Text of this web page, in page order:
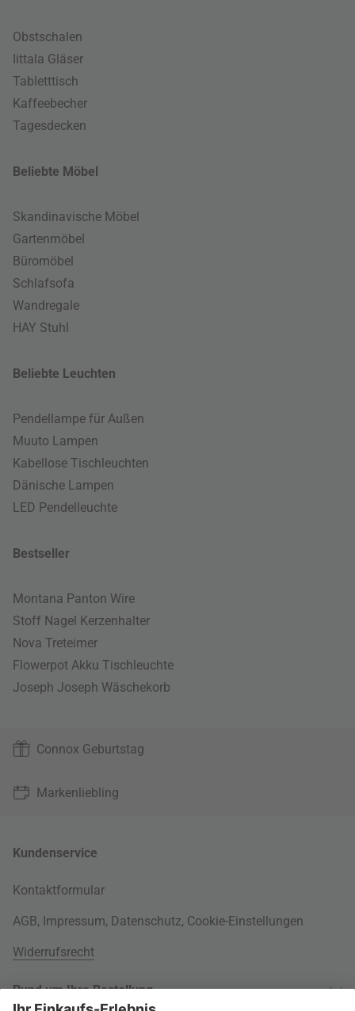
Obstschalen
Iittala Gläser
Tabletttisch
Kaffeebecher
Tagesdecken
Beliebte Möbel
Skandinavische Möbel
Gartenmöbel
Büromöbel
Schlafsofa
Wandregale
HAY Stuhl
Beliebte Leuchten
Pendellampe für Außen
Muuto Lampen
Kabellose Tischleuchten
Dänische Lampen
LED Pendelleuchte
Bestseller
Montana Panton Wire
Stoff Nagel Kerzenhalter
Nova Treteimer
Flowerpot Akku Tischleuchte
Joseph Joseph Wäschekorb
Connox Geburtstag
Markenliebling
Kundenservice
Kontaktformular
AGB, Impressum, Datenschutz, Cookie-Einstellungen
Widerrufsrecht
Rund um Ihre Bestellung